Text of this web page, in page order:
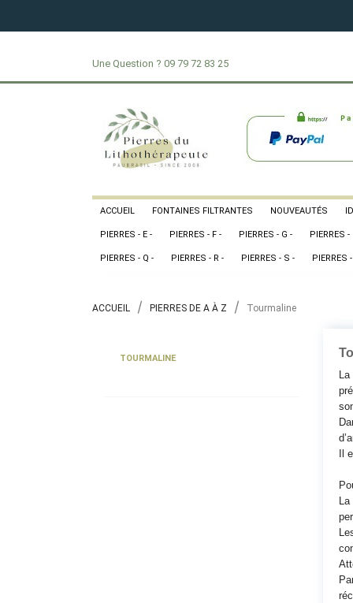
Une Question ? 09 79 72 83 25
ACCUEIL FONTAINES FILTRANTES NOUVEAUTÉS
PIERRES - E - PIERRES - F - PIERRES - G - PIERRES -
PIERRES - Q - PIERRES - R - PIERRES - S - PIERRES
ACCUEIL PIERRES DE A À Z Tourmaline
TOURMALINE
Il
La